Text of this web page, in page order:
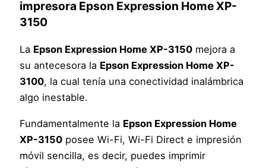
impresora Epson Expression Home XP-
3150
La Epson Expression Home XP-3150 mejora a
su antecesora la Epson Expression Home XP-
3100, la cual tenía una conectividad inalámbrica
algo inestable.
Fundamentalmente la Epson Expression Home
XP-3150 posee Wi-Fi, Wi-Fi Direct e impresión
móvil sencilla, es decir, puedes imprimir